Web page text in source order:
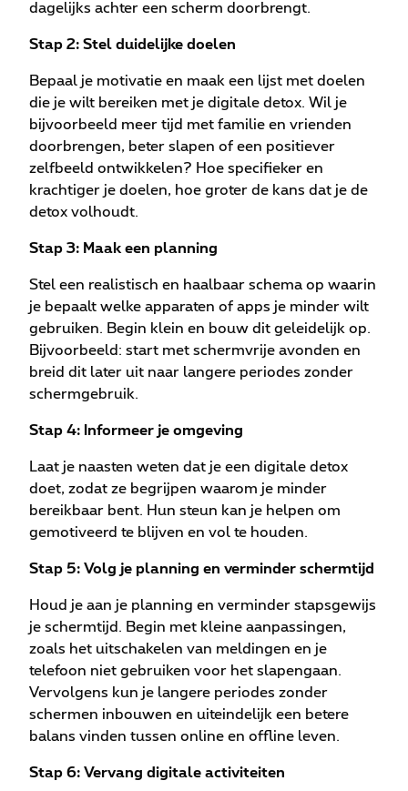
dagelijks achter een scherm doorbrengt.
Stap 2: Stel duidelijke doelen
Bepaal je motivatie en maak een lijst met doelen
die je wilt bereiken met je digitale detox. Wil je
bijvoorbeeld meer tijd met familie en vrienden
doorbrengen, beter slapen of een positiever
zelfbeeld ontwikkelen? Hoe specifieker en
krachtiger je doelen, hoe groter de kans dat je de
detox volhoudt.
Stap 3: Maak een planning
Stel een realistisch en haalbaar schema op waarin
je bepaalt welke apparaten of apps je minder wilt
gebruiken. Begin klein en bouw dit geleidelijk op.
Bijvoorbeeld: start met schermvrije avonden en
breid dit later uit naar langere periodes zonder
schermgebruik.
Stap 4: Informeer je omgeving
Laat je naasten weten dat je een digitale detox
doet, zodat ze begrijpen waarom je minder
bereikbaar bent. Hun steun kan je helpen om
gemotiveerd te blijven en vol te houden.
Stap 5: Volg je planning en verminder schermtijd
Houd je aan je planning en verminder stapsgewijs
je schermtijd. Begin met kleine aanpassingen,
zoals het uitschakelen van meldingen en je
telefoon niet gebruiken voor het slapengaan.
Vervolgens kun je langere periodes zonder
schermen inbouwen en uiteindelijk een betere
balans vinden tussen online en offline leven.
Stap 6: Vervang digitale activiteiten